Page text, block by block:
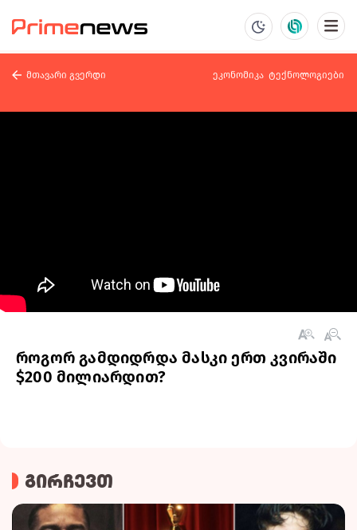
მთავარი გვერდი ეკონომიკა ტექნოლოგიები
როგორ გამდიდრდა მასკი ერთ კვირაში
$200 მილიარდით?
გირჩევთ